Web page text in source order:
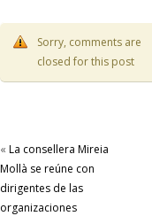
Sorry, comments are
closed for this post
« La consellera Mireia
Mollà se reúne con
dirigentes de las
organizaciones